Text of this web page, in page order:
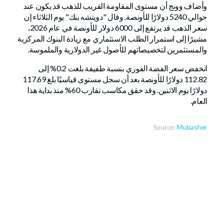
وأضاف وونج أن مستوى المقاومة القريب للذهب قد يكون عند
حوالي 5240 دولارًا للأونصة. وقال "دويتشه بنك" يوم الثلاثاء إن
سعر الذهب قد يرتفع إلى 6000 دولار للأونصة في عام 2026،
مشيرًا إلى استمرار الطلب الاستثماري مع زيادة البنوك المركزية
والمستثمرين لتخصيصاتهم للأصول غير الدولارية والملموسة.
انخفض سعر الفضة الفوري بنسبة طفيفة بلغت 0.2% إلى
112.82 دولارًا للأونصة بعد أن سجل مستوى قياسيًا بلغ 117.69
دولارًا يوم الاثنين. وقد حقق مكاسب تقارب 60% منذ بداية هذا
العام.
Source:Mubasher